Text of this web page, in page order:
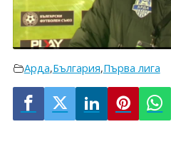
Арда,България,Първа лига